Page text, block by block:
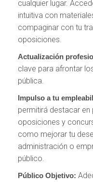
cualquier lugar.
intuitiva con
compaginar con tu
oposiciones.
Actualización
clave para afrontar
pública.
Impulso a tu
permitirá destacar
oposiciones y
como mejorar tu
administración o
público.
Público Objetivo: